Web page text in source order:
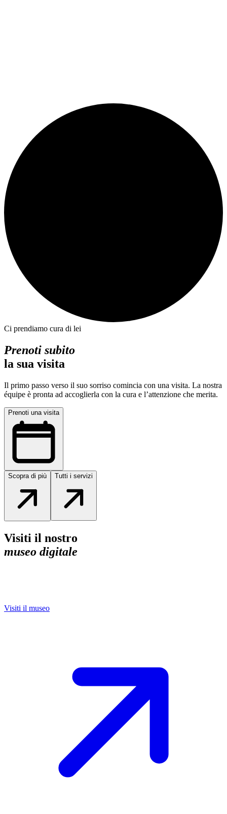
Ci prendiamo cura di lei
Prenoti subito
la sua visita
Il primo passo verso il suo sorriso comincia con una visita. La nostra
équipe è pronta ad accoglierla con la cura e l’attenzione che merita.
Prenoti una visita
Scopra di più Tutti i servizi
Visiti il nostro
museo digitale
Visiti il museo